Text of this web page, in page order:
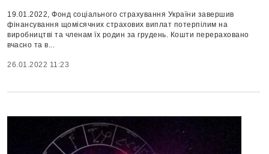
19.01.2022, Фонд соціального страхування України завершив
фінансування щомісячних страхових виплат потерпілим на
виробництві та членам їх родин за грудень. Кошти перераховано
вчасно та в...
26.01.2022 11:23